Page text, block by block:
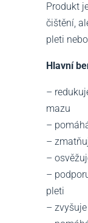
Produkt
čištění,
pleti
Hlavní
–
mazu
–
–
–
–
pleti
–